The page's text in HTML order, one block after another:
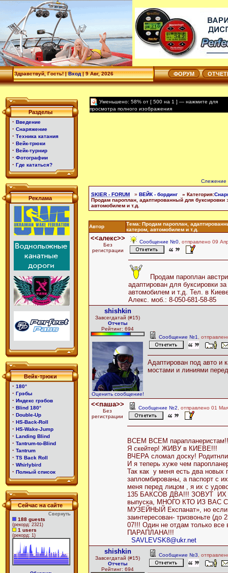
Здравствуй, Гость! |Вход|9 Авг, 2026 ФОРУМ
Разделы
· Введение
· Снаряжение
· Техника катания
· Вейк-трюки
· Вейк-турнир
· Фотографии
· Где кататься?
Реклама
Вейк-трюки
· 180°
· Грэбы
· Индекс грэбов
· Blind 180°
· Double-Up
· HS-Back-Roll
· HS-Wake-Jump
· Landing Blind
· Tantrum-to-Blind
· Tantrum
· TS Back Roll
· Whirlybird
· Полный список
Сейчас на сайте
Свернуть
188 guests
(рекорд: 2321)
1 users
(рекорд: 1)
Уменьшено: 58% от [ 500 на 1 ] — нажмите для
просмотра полного изображения
Слежение
SKIER - FORUM » ВЕЙК - бординг » Категория:
Продам пароплан, адаптированный для буксировки
автомобилем и т.д.
Автор
Тема: Продам пароплан,
катером, автомобилем и т.д.
<<алекс>>
Без
регистрации
Сообщение №0 , отправлено 09
Продам пароплан
адаптирован для буксировки
автомобилем и т.д. Тел. в
Алекс. моб.: 8-050-681-58-85
shishkin
Завсегдатай (#15)
Отчеты
Рейтинг: 694
Оценить сообщение!
Сообщение №1 ,
Адаптирован под авто и
мостами и линиями
<<паша>>
Без
регистрации
Сообщение №2 , отправлено 01
ВСЕМ ВСЕМ
Я скейтер! ЖИВУ в КИЕВЕ!!!
ВЧЕРА сломал доску!
И я теперь хуже чем
Так как у меня есть два новых
запломбированы, а паспорт с
меня перед лицом , я их с
135 БАКСОВ ДВА!!! ЗОВУТ ИХ
выпуска, МНОГО КТО ИЗ ВАС
МУЗЕЙНЫЙ Експанат», но если
заинтересован- тризвоньте (до
07!!! Один не отдам только все
ПАРАПЛАНА!!!
SAVLEVSK8@ukr.net
shishkin
Завсегдатай (#15)
Отчеты
Рейтинг: 694
Сообщение №3 ,